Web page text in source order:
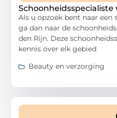
Schoonheidsspecialiste
Als u opzoek bent naar een
ga dan naar de
den Rijn. Deze
kennis over elk gebied
Beauty en verzorging